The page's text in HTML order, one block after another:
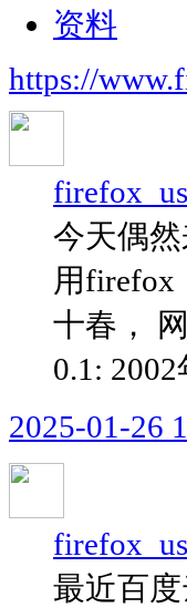
资料
https://
今天偶
用firefox
十春，
0.1:
2025-01-26
最近百